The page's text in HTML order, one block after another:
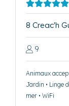
8 Creac'h
9
Animaux
Jardin • Linge
mer • WiFi